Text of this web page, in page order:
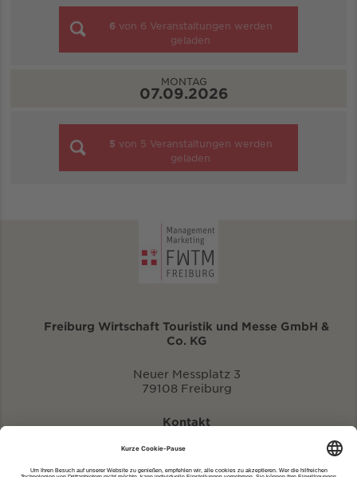
6 von 6 Veranstaltungen werden
geladen
MONTAG
07.09.2026
5 von 5 Veranstaltungen werden
geladen
Freiburg Wirtschaft Touristik und Messe GmbH &
Co. KG
Neuer Messplatz 3
79108 Freiburg
Kontakt
eventportal@fwtm.de